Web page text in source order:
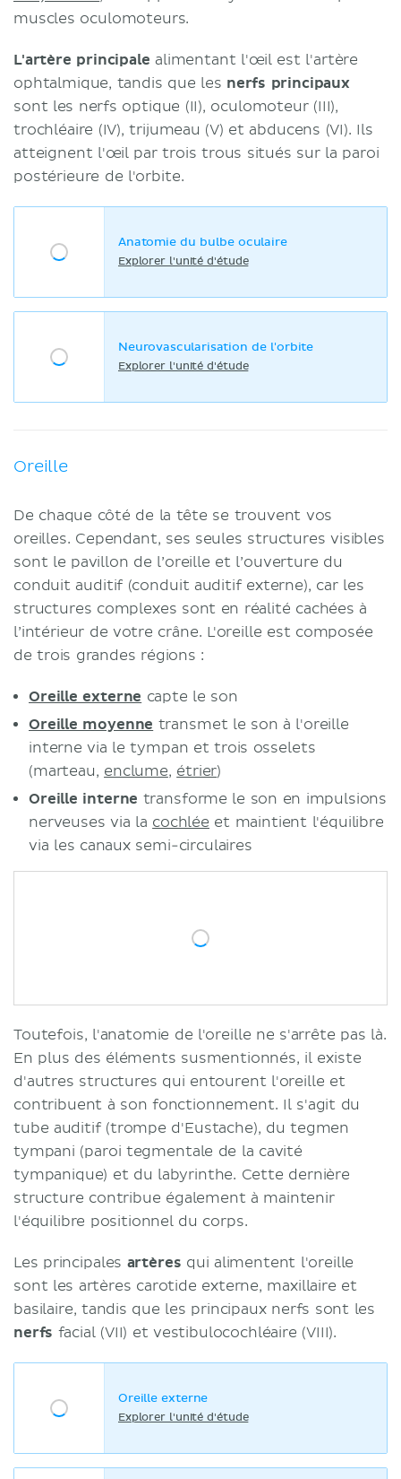
muscles oculomoteurs.
L'artère principale alimentant l'œil est l'artère
ophtalmique, tandis que les nerfs principaux
sont les nerfs optique (II), oculomoteur (III),
trochléaire (IV), trijumeau (V) et abducens (VI). Ils
atteignent l'œil par trois trous situés sur la paroi
postérieure de l'orbite.
Anatomie du bulbe oculaire
Explorer l'unité d'étude
Neurovascularisation de l'orbite
Explorer l'unité d'étude
Oreille
De chaque côté de la tête se trouvent vos
oreilles. Cependant, ses seules structures visibles
sont le pavillon de l’oreille et l’ouverture du
conduit auditif (conduit auditif externe), car les
structures complexes sont en réalité cachées à
l’intérieur de votre crâne. L'oreille est composée
de trois grandes régions :
Oreille externe capte le son
Oreille moyenne transmet le son à l'oreille
interne via le tympan et trois osselets
(marteau, enclume, étrier)
Oreille interne transforme le son en impulsions
nerveuses via la cochlée et maintient l'équilibre
via les canaux semi-circulaires
Toutefois, l'anatomie de l'oreille ne s'arrête pas là.
En plus des éléments susmentionnés, il existe
d'autres structures qui entourent l'oreille et
contribuent à son fonctionnement. Il s'agit du
tube auditif (trompe d'Eustache), du tegmen
tympani (paroi tegmentale de la cavité
tympanique) et du labyrinthe. Cette dernière
structure contribue également à maintenir
l'équilibre positionnel du corps.
Les principales artères qui alimentent l'oreille
sont les artères carotide externe, maxillaire et
basilaire, tandis que les principaux nerfs sont les
nerfs facial (VII) et vestibulocochléaire (VIII).
Oreille externe
Explorer l'unité d'étude